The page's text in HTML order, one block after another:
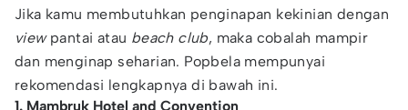
Jika kamu membutuhkan penginapan kekinian dengan
viewpantai atau beach club, maka cobalah mampir
dan menginap seharian. Popbela mempunyai
rekomendasi lengkapnya di bawah ini.
1. Mambruk Hotel and Convention